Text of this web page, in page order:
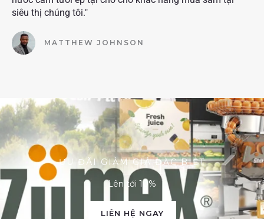
siêu thị chúng tôi."
MATTHEW JOHNSON
ƯU ĐÃI GIẢM GIÁ ĐẶC BIỆT
Lên tới 10%
LIÊN HỆ NGAY